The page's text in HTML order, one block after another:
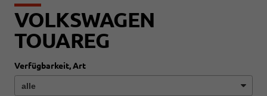
VOLKSWAGEN
TOUAREG
Verfügbarkeit, Art